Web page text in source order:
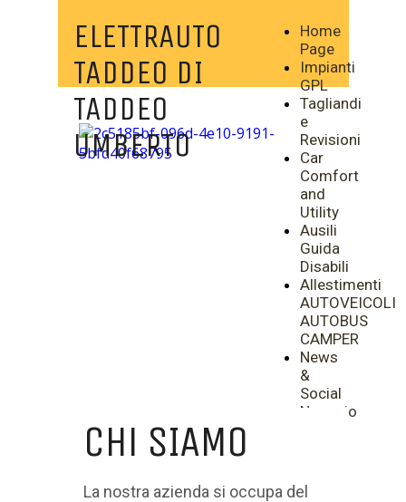
ELETTRAUTO
TADDEO DI
TADDEO
UMBERTO
Home
Page
Impianti
GPL
Tagliandi
e
Revisioni
Car
Comfort
and
Utility
Ausili
Guida
Disabili
Allestimenti
AUTOVEICOLI
AUTOBUS
CAMPER
News
&
Social
Negozio
La nostra azienda si occupa del
Chi SIAMO